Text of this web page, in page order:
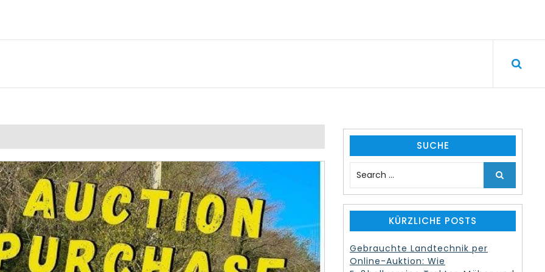
SUCHE
a
r
h
f
o
r
KÜRZLICHE POSTS
Gebrauchte Landtechnik per
Online-Auktion: Wie